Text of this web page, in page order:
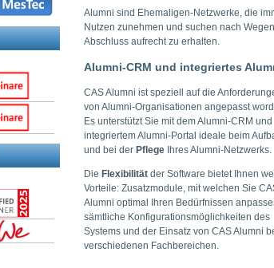
Alumni sind Ehemaligen-Netzwerke, die
Nutzen zunehmen und suchen nach
Abschluss aufrecht zu erhalten.
Alumni-CRM und integriertes
CAS Alumni ist speziell auf die
von Alumni-Organisationen angepasst
Es unterstützt Sie mit dem Alumni-CRM und
integriertem Alumni-Portal ideale beim
und bei der Pflege Ihres Alumni-Netzwerks.
Die Flexibilität der Software bietet Ihnen
Vorteile: Zusatzmodule, mit welchen Sie
Alumni optimal Ihren Bedürfnissen
sämtliche Konfigurationsmöglichkeiten des
Systems und der Einsatz von CAS Alumni
verschiedenen Fachbereichen.